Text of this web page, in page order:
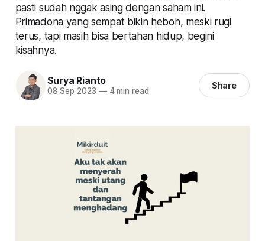
pasti sudah nggak asing dengan saham ini.
Primadona yang sempat bikin heboh, meski rugi
terus, tapi masih bisa bertahan hidup, begini
kisahnya.
Surya Rianto
08 Sep 2023 —4 min read Share